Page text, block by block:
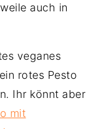
auch in
veganes
rotes Pesto
Ihr könnt aber
mit